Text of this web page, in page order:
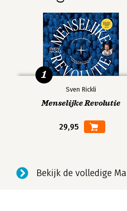
Sven Rickli
Menselijke Revolutie
29,95
1
Bekijk de volledige